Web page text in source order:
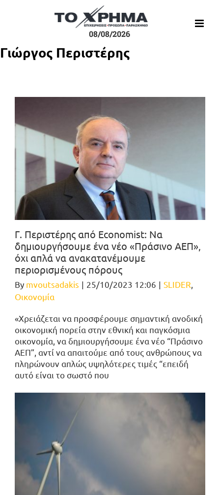
08/08/2026
Γιώργος Περιστέρης
Γ. Περιστέρης από Economist: Να
δημιουργήσουμε ένα νέο «Πράσινο ΑΕΠ»,
όχι απλά να ανακατανέμουμε
περιορισμένους πόρους
By mvoutsadakis | 25/10/2023 12:06 | SLIDER,
Οικονομία
«Χρειάζεται να προσφέρουμε σημαντική ανοδική
οικονομική πορεία στην εθνική και παγκόσμια
οικονομία, να δημιουργήσουμε ένα νέο “Πράσινο
ΑΕΠ”, αντί να απαιτούμε από τους ανθρώπους να
πληρώνουν απλώς υψηλότερες τιμές “επειδή
αυτό είναι το σωστό που